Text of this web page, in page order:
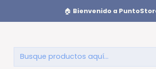
🏠 Bienvenido a
Papeles